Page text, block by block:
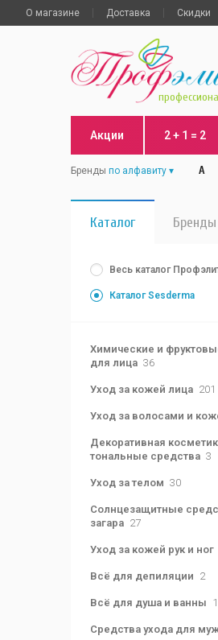
О магазине Доставка Скидки
Акции 2 + 1 = 2
Бренды по алфавиту A
Каталог Бренды
Весь каталог
Каталог Sesderma
Химические и
для лица 36
Уход за кожей лица 201
Уход за волосами и
Декоративная
тональные средства 3
Уход за телом 30
Солнцезащитные
загара 27
Уход за кожей рук и ног
Всё для депиляции 2
Всё для душа и ванны
Средства ухода для